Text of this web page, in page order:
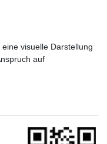
visuelle Darstellung
auf